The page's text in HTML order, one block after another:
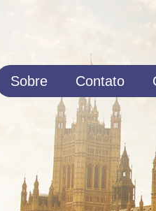
Sobre Contato